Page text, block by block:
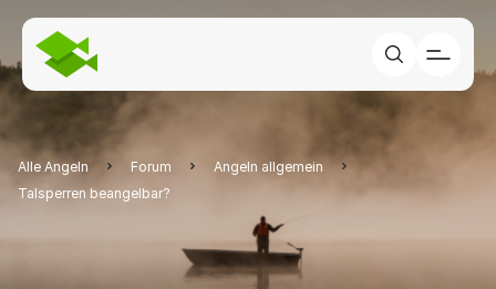
Alle Angeln Forum
Angeln allgemein
Talsperren beangelbar?